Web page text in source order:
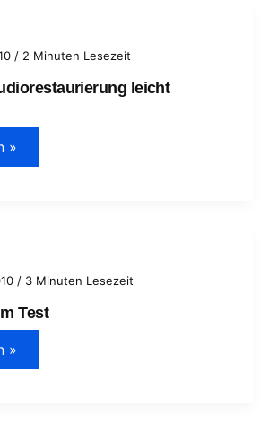
/ 2 Minuten Lesezeit
leicht
»
/ 3 Minuten Lesezeit
Test
»